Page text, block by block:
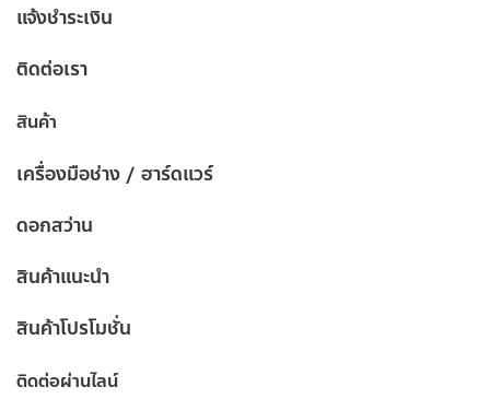
แจ้งชำระเงิน
ติดต่อเรา
สินค้า
เครื่องมือช่าง / ฮาร์ดแวร์
ดอกสว่าน
สินค้าแนะนำ
สินค้าโปรโมชั่น
ติดต่อผ่านไลน์